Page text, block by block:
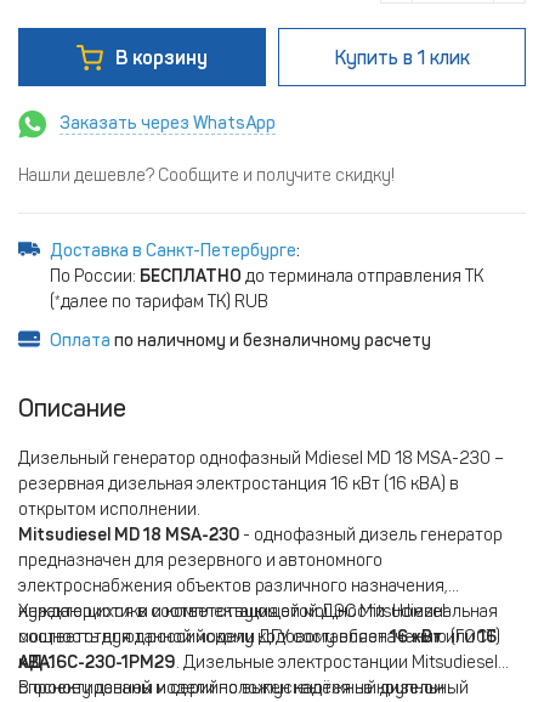
В корзину Купить в 1 клик
Заказать через WhatsApp
Нашли дешевле? Сообщите и получите скидку!
Доставка в Санкт-Петербурге:
По России: БЕСПЛАТНО до терминала отправления ТК
(*далее по тарифам ТК) RUB
Оплата по наличному и безналичному расчету
Описание
Дизельный генератор однофазный Mdiesel MD 18 MSA-230 –
резервная дизельная электростанция 16 кВт (16 кВА) в
открытом исполнении.
Mitsudiesel MD 18 MSA-230 - однофазный дизель генератор
предназначен для резервного и автономного
электроснабжения объектов различного назначения,
нуждающихся в соответствующей мощности. Номинальная
мощность для данной модели ДГУ составляет16 кВтили16
кВА.
Характеристики и комплектация этой ДЭС Mitsudiesel
соответствуют российскому кодовому обозначению (ГОСТ)
АД-16С-230-1РМ29. Дизельные электростанции Mitsudiesel
спроектированы и серийно выпускаются на крупном
В основу данной модели положен надёжный дизельный